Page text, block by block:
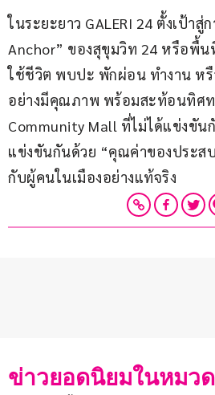
ในระยะยาว GALERI 24 ตั้งเป้าสู่
Anchor” ของสุขุมวิท 24 หรือพื้
ใช้ชีวิต พบปะ พักผ่อน ทำงาน หรื
อย่างมีคุณภาพ พร้อมสะท้อนทิศท
Community Mall ที่ไม่ได้แข่งขั
แข่งขันกันด้วย “คุณค่าของประส
กับผู้คนในเมืองอย่างแท้จริง
ข่าวยอดนิยมในหมว